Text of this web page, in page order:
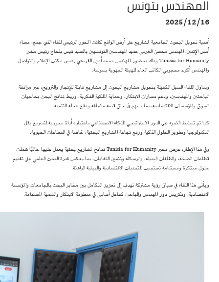
المهندس بتونس
2025/12/16
أهمية تحويل البحوث الجامعية لمشاريع على أرض الواقع كانت المحور الرئيسي للقاء الذي جمع، مساء
أمس الإثنين، المهندس محسن الغرسي عميد المهندسين التونسيين بالسيد قيس بلحاج رئيس مخبر
Tunisia for Humanity وذلك بحضور المهندس محمد أمين القريشي رئيس مكتب الإعلام والتواصل
والمهندس أكرم محجوبي الكاتب العام للهيئة الجهوية بسوسة.
وتناول اللقاء السبل الكفيلة بتحويل مشاريع البحوث إلى مشاريع قابلة للإنجاز والترويج، عبر مرافقة
الباحثين والمهندسين، ودعم مسارات الابتكار، وحماية الملكية الفكرية، وربط نتائج البحث بحاجيات
السوق والمؤسسات الاقتصادية، بما يسهم في خلق قيمة مضافة ودفع عجلة التنمية.
كما تم تسليط الضوء على الدور الاستراتيجي للذكاء الاصطناعي باعتباره أداة محورية لتسريع نقل
التكنولوجيا وتطوير الحلول الذكية ورفع نجاعة المشاريع البحثية، خاصة في القطاعات الحيوية.
وفي هذا الإطار، عرض مخبر Tunisia for Humanity نماذج لمشاريع بحثية يعمل عليها حاليًا شملت
قطاعات الصحة، والطاقات البديلة، والرسكلة وتثمين النفايات، بما يعكس قدرة البحث العلمي على تقديم
حلول مبتكرة ومستدامة تستجيب للتحديات الاقتصادية والبيئية الراهنة.
ويأتي هذا اللقاء في سياق رؤية مشتركة تهدف إلى تعزيز التكامل بين مخابر البحث بالجامعات والمؤسسة
الاقتصادية، وتكريس دور المهندس والباحث كفاعل أساسي في منظومة الابتكار والتنمية المستدامة.